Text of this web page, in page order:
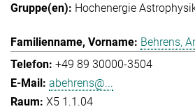
Hochenergie
Behrens,
+49 89 30000-3504
abehrens@...
X5 1.1.04